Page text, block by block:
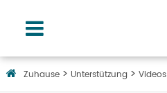
Zuhause Unterstützung Videos